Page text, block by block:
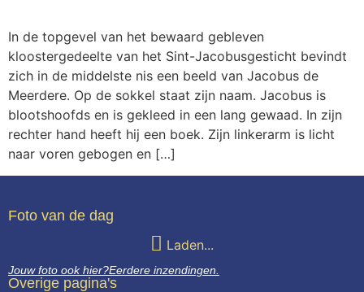
Contact
In de topgevel van het bewaard gebleven
kloostergedeelte van het Sint-Jacobusgesticht bevindt
zich in de middelste nis een beeld van Jacobus de
Meerdere. Op de sokkel staat zijn naam. Jacobus is
blootshoofds en is gekleed in een lang gewaad. In zijn
rechter hand heeft hij een boek. Zijn linkerarm is licht
naar voren gebogen en […]
Foto van de dag
Laden...
Jouw foto ook hier?Eerdere inzendingen.
Overige pagina's